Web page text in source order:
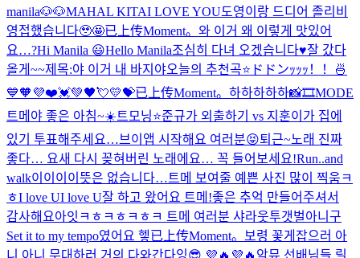
manila🐶🐶MAHAL KITAI LOVE YOU도영이랑 드디어 졸리비
영접했습니다🥹🤩已上传Moment。 와 이거 왜 이렇게 맛있어
요…?Hi Manila 😃Hello Manila조심히 다녀 오겠습니다♥️잘 갔다
올게~~제목:야 이거 내 바지야오늘의 추천곡⭐️ ドドンｯｯｯ！！🍜
💙🧡💜❤️💓💚🖤💘💛💝已上传Moment。 하하하하하📸🎞MODE
트메야 좋은 아침~☀️트모닝⭐️준규가 외출하기 vs 지훈이가 집에
있기 투표해주세요…브이앱 시작해요 여러분😝퇴근~노래 진짜
좋다… 요새 다시 꽂혀버린 노래에요… 꼭 들어보세요!Run..and
walk이이이이뜻은 없습니다…트메 보여줄 예쁜 사진 많이 찍움ㅋ
ㅎI love UI love U잘 하고 왔어요 트메!좋은 추억 만들어주셔서
감사해요아잇ㅋㅎㅋㅎㅋㅎㅋ 트메 여러분 샤라웃투갯벌아니구
Set it to my tempo였어요 헿已上传Moment。
보령 꽃게잡으러 아
니 아니 무대하러 거의 다와간다잉😎 💜🔥💜🔥 악뮤 선배님들 릴